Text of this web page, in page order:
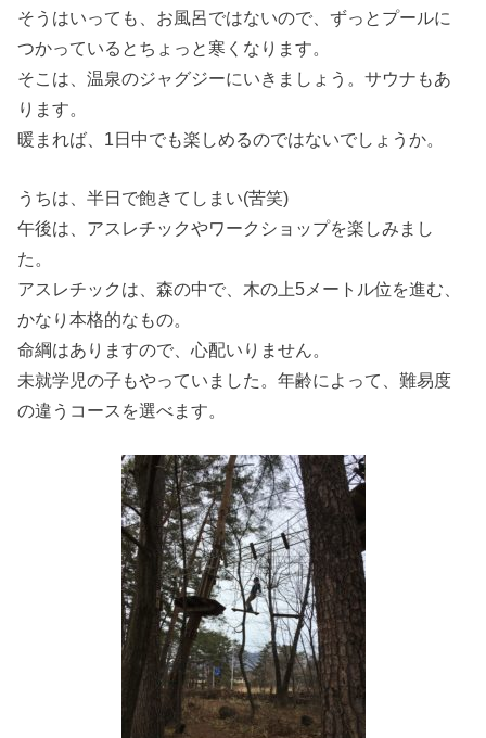
そうはいっても、お風呂ではないので、ずっとプールに
つかっているとちょっと寒くなります。
そこは、温泉のジャグジーにいきましょう。サウナもあ
ります。
暖まれば、1日中でも楽しめるのではないでしょうか。
うちは、半日で飽きてしまい(苦笑)
午後は、アスレチックやワークショップを楽しみまし
た。
アスレチックは、森の中で、木の上5メートル位を進む、
かなり本格的なもの。
命綱はありますので、心配いりません。
未就学児の子もやっていました。年齢によって、難易度
の違うコースを選べます。